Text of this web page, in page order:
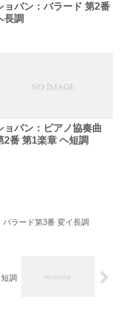
ョパン：バラード 第2番
長調
ョパン：ピアノ協奏曲
2番 第1楽章 ヘ短調
バラード第3番 変イ長調
調